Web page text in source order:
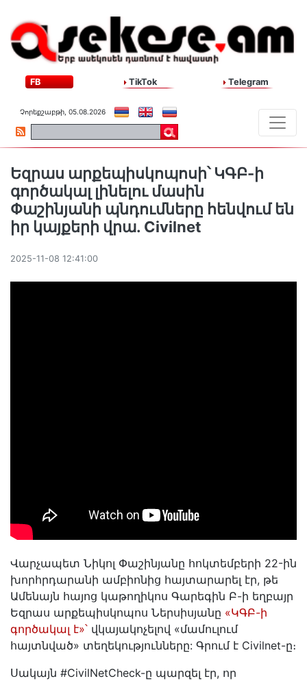
FB TikTok Telegram
Չորեքշաբթի, 05.08.2026
Եզրաս արքեպիսկոպոսի՝ ԿԳԲ-ի
գործակալ լինելու մասին
Փաշինյանի պնդումները հենվում են
իր կայքերի վրա. Civilnet
2025-11-08 12:41:00
Վարչապետ Նիկոլ Փաշինյանը հոկտեմբերի 22-ին
խորհրդարանի ամբիոնից հայտարարել էր, թե
Ամենայն հայոց կաթողիկոս Գարեգին Բ-ի եղբայր
Եզրաս արքեպիսկոպոս Ներսիսյանը «ԿԳԲ-ի
գործակալ է»՝ վկայակոչելով «մամուլում
հայտնված» տեղեկությունները: Գրում է Civilnet-ը։
Սակայն #CivilNetCheck-ը պարզել էր, որ